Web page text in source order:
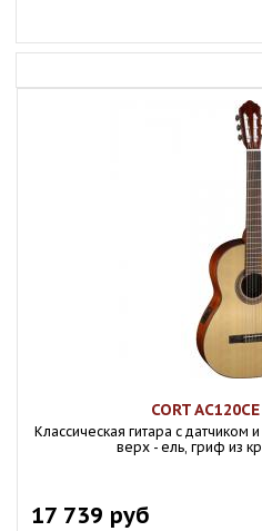
CORT
Классическая гитара с датчиком
верх - ель, гриф из
17 739 руб